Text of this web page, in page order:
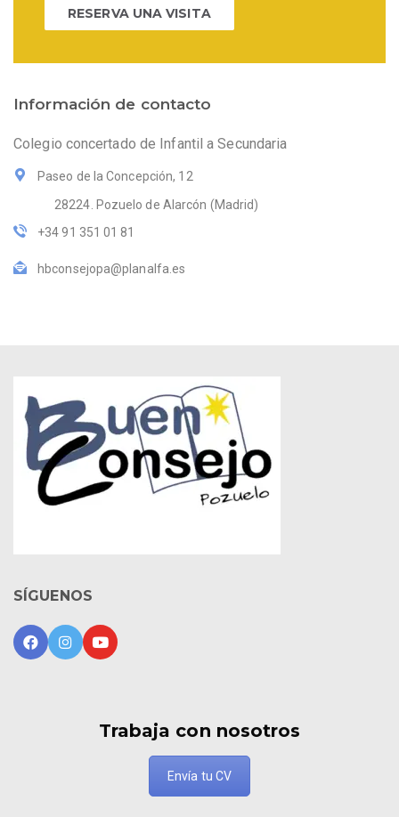
RESERVA UNA VISITA
Información de contacto
Colegio concertado de Infantil a Secundaria
Paseo de la Concepción, 12
28224. Pozuelo de Alarcón (Madrid)
+34 91 351 01 81
hbconsejopa@planalfa.es
SÍGUENOS
Trabaja con nosotros
Envía tu CV